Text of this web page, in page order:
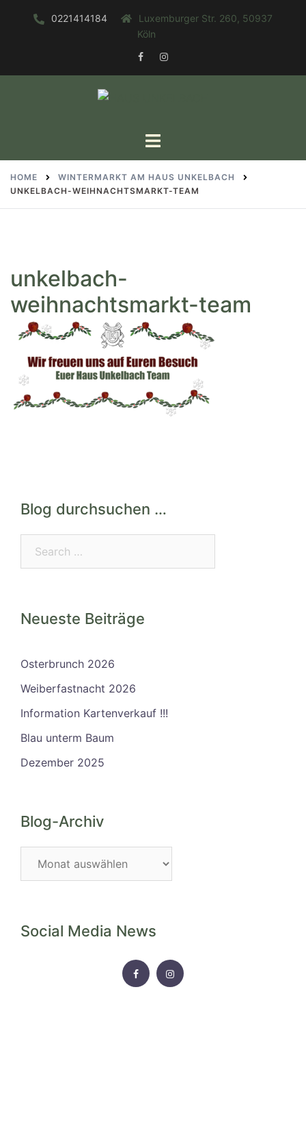
0221414184
Luxemburger Str. 260, 50937
Köln
FACEBOOKINSTAGRAM
Toggle
HOME
WINTERMARKT AM HAUS UNKELBACH
UNKELBACH-WEIHNACHTSMARKT-TEAM
unkelbach-
weihnachtsmarkt-team
Blog durchsuchen …
Neueste Beiträge
Osterbrunch 2026
Weiberfastnacht 2026
Information Kartenverkauf !!!
Blau unterm Baum
Dezember 2025
Blog-Archiv
Social Media News
FACEBOOKINSTAGRAM